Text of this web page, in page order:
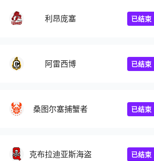
利昂庞塞 已结束
阿雷西博 已结束
桑图尔塞捕蟹者 已结束
克布拉迪亚斯海盗 已结束